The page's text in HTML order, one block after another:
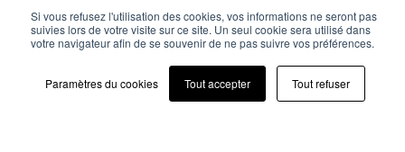
Si vous refusez l'utilisation des cookies, vos informations ne seront pas
suivies lors de votre visite sur ce site. Un seul cookie sera utilisé dans
votre navigateur afin de se souvenir de ne pas suivre vos préférences.
Paramètres du cookies Tout accepter Tout refuser
FAQ
NOUS CONTACTER